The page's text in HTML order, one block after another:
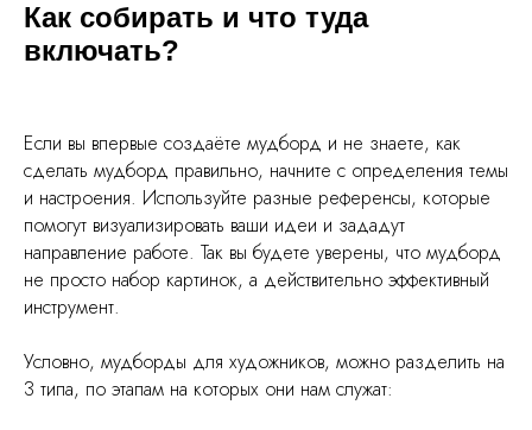
Как собирать и что туда
включать?
Если вы впервые создаёте мудборд и не знаете, как
сделать мудборд правильно, начните с определения темы
и настроения. Используйте разные референсы, которые
помогут визуализировать ваши идеи и зададут
направление работе. Так вы будете уверены, что мудборд
не просто набор картинок, а действительно эффективный
инструмент.
Условно, мудборды для художников, можно разделить на
3 типа, по этапам на которых они нам служат: